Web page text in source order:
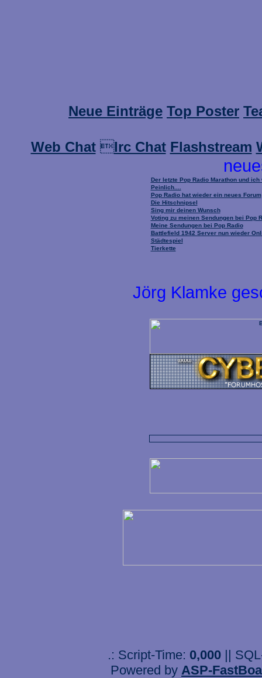
Neue Einträge Top Poster
Web ChatIrc Chat Flashstream
Der letzte Pop Radio Marathon und
Peinlich....
Pop Radio hat wieder ein neues Forum
Die Hitschnipsel
Sing mir deinen Wunsch
Voting zu meinen Sendungen bei Pop
Meine Sendungen bei Pop Radio
Battlefield 1942 Server nun wieder
Städtespiel
Tierkette
Jörg Klamke
.: Script-Time: 0,000 ||
Powered by ASP-